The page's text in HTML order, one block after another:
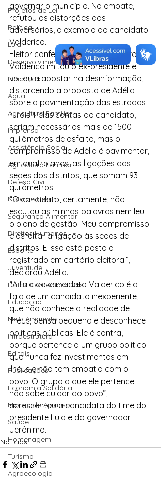
Projetos de Lei
Política
Lula
Desenvolvimento Territorial
Indicação
Água
Agricultura Familiar
Imprensa
Assistência Social
Agricultura Familiar
Defesa Civil
Nota de Pesar
Segurança Alimentar
Direitos Humanos
Esporte
Juventude
Datas Comemorativas
Educação
Meio Ambiente
Infraestrutura
Editais
Publicações
Economia Solidária
Moção de Aplauso
Saúde
Homenagem
Turismo
Agroecologia
governar o município. No embate,
refutou as distorções dos
adversários, a exemplo do candidato
Valderico.
Eleitor confesso de Jair Bolsonaro,
Valderico imitou o ex-presidente e
voltou a apostar na desinformação,
distorcendo a proposta de Adélia
sobre a pavimentação das estradas
rurais. Pelas contas do candidato,
seriam necessários mais de 1500
quilômetros de asfalto, mas o
compromisso de Adélia é pavimentar,
em quatro anos, as ligações das
sedes dos distritos, que somam 93
quilômetros.
“O candidato, certamente, não
escutou as minhas palavras nem leu
o plano de gestão. Meu compromisso
é asfaltar a ligação às sedes de
distritos. E isso está posto e
registrado em cartório eleitoral”,
declarou Adélia.
“A fala do candidato Valderico é a
fala de um candidato inexperiente,
que não conhece a realidade de
Ilhéus, pensa pequeno e desconhece
políticas públicas. Ele é contra,
porque pertence a um grupo político
que nunca fez investimentos em
Ilhéus e não tem empatia com o
povo. O grupo a que ele pertence
não sabe cuidar do povo”,
acrescentou a candidata do time do
presidente Lula e do governador
Jerônimo.
Notícias